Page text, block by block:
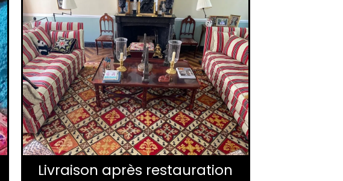
Livraison après restauration